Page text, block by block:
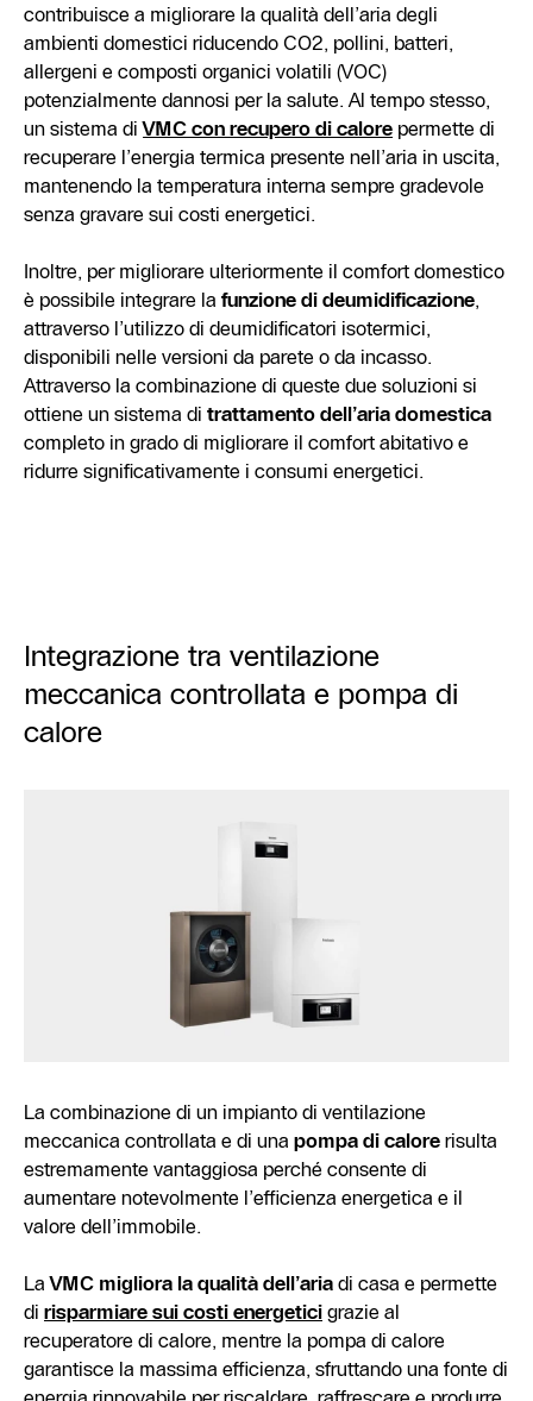
contribuisce a migliorare la qualità dell’aria degli
ambienti domestici riducendo CO2, pollini, batteri,
allergeni e composti organici volatili (VOC)
potenzialmente dannosi per la salute. Al tempo stesso,
un sistema di VMC con recupero di calore permette di
recuperare l’energia termica presente nell’aria in uscita,
mantenendo la temperatura interna sempre gradevole
senza gravare sui costi energetici.
Inoltre, per migliorare ulteriormente il comfort domestico
è possibile integrare lafunzione di deumidificazione,
attraverso l’utilizzo di deumidificatori isotermici,
disponibili nelle versioni da parete o da incasso.
Attraverso la combinazione di queste due soluzioni si
ottiene un sistema ditrattamento dell’aria domestica
completo in grado di migliorare il comfort abitativo e
ridurre significativamente i consumi energetici.
Integrazione tra ventilazione
meccanica controllata e pompa di
calore
La combinazione di un impianto di ventilazione
meccanica controllata e di una pompa di calore risulta
estremamente vantaggiosa perché consente di
aumentare notevolmente l’efficienza energetica e il
valore dell’immobile.
LaVMC migliora la qualità dell’aria di casa e permette
di risparmiare sui costi energetici grazie al
recuperatore di calore, mentre la pompa di calore
garantisce la massima efficienza, sfruttando una fonte di